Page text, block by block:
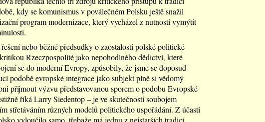
kdy se komunismus v poválečném Polsku ještě snažil
program modernizace, který vycházel z nutnosti vymýtit
nebo běžné předsudky o zaostalosti polské politické
Rzeczpospolité jako nepohodlného dědictví, které
se do moderní Evropy, způsobily, že jsme se doposud
podobě evropské integrace jako subjekt plně si vědomý
přijmout výzvu představovanou sporem o podobu Evropské
říká Larry Siedentop – je ve skutečnosti soubojem
střetáváním různých modelů politického uspořádání. Z účasti